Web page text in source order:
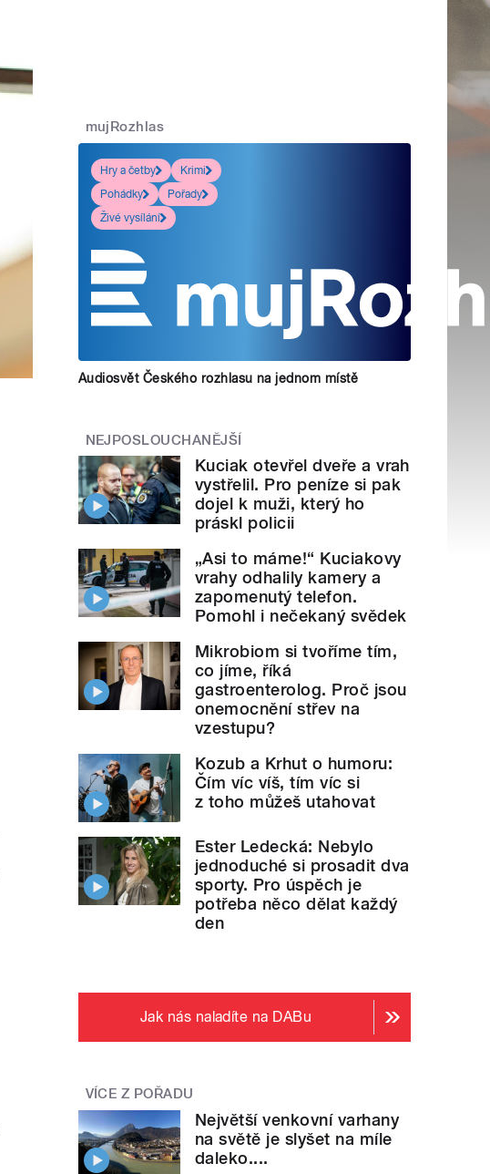
mujRozhlas
Hry a četby
Krimi
Pohádky
Pořady
Živé vysílání
Audiosvět Českého rozhlasu na jednom místě
NEJPOSLOUCHANĚJŠÍ
Kuciak otevřel dveře a vrah
vystřelil. Pro peníze si pak
dojel k muži, který ho
práskl policii
„Asi to máme!“ Kuciakovy
vrahy odhalily kamery a
zapomenutý telefon.
Pomohl i nečekaný svědek
Mikrobiom si tvoříme tím,
co jíme, říká
gastroenterolog. Proč jsou
onemocnění střev na
vzestupu?
Kozub a Krhut o humoru:
Čím víc víš, tím víc si
z toho můžeš utahovat
Ester Ledecká: Nebylo
jednoduché si prosadit dva
sporty. Pro úspěch je
potřeba něco dělat každý
den
Jak nás naladíte na DABu
VÍCE Z POŘADU
Největší venkovní varhany
na světě je slyšet na míle
daleko....